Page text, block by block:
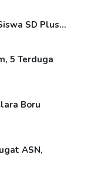
SD Plus...
5 Terduga
Boru
ASN,